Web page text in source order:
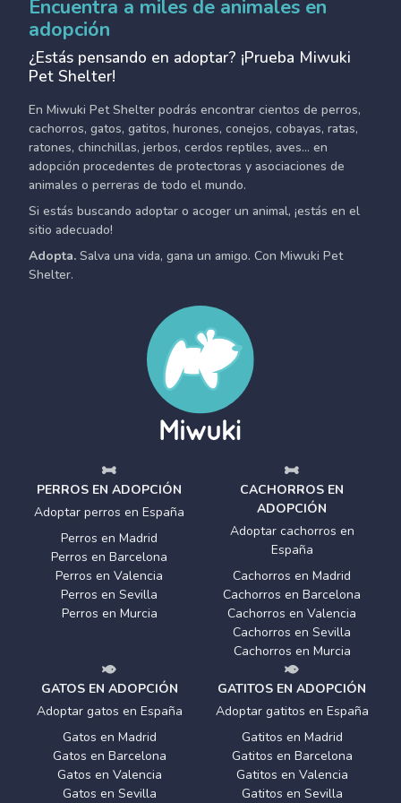
Encuentra a miles de animales en
adopción
¿Estás pensando en adoptar? ¡Prueba Miwuki
Pet Shelter!
En Miwuki Pet Shelter podrás encontrar cientos de perros,
cachorros, gatos, gatitos, hurones, conejos, cobayas, ratas,
ratones, chinchillas, jerbos, cerdos reptiles, aves... en
adopción procedentes de protectoras y asociaciones de
animales o perreras de todo el mundo.
Si estás buscando adoptar o acoger un animal, ¡estás en el
sitio adecuado!
Adopta. Salva una vida, gana un amigo. Con Miwuki Pet
Shelter.
PERROS EN ADOPCIÓN
Adoptar perros en España
Perros en Madrid
Perros en Barcelona
Perros en Valencia
Perros en Sevilla
Perros en Murcia
CACHORROS EN
ADOPCIÓN
Adoptar cachorros en
España
Cachorros en Madrid
Cachorros en Barcelona
Cachorros en Valencia
Cachorros en Sevilla
Cachorros en Murcia
GATOS EN ADOPCIÓN
Adoptar gatos en España
Gatos en Madrid
Gatos en Barcelona
Gatos en Valencia
Gatos en Sevilla
GATITOS EN ADOPCIÓN
Adoptar gatitos en España
Gatitos en Madrid
Gatitos en Barcelona
Gatitos en Valencia
Gatitos en Sevilla